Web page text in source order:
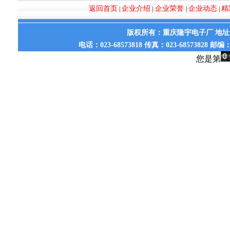
返回首页 企业介绍 企业荣誉 企业动态 精
版权所有：重庆隆宇电子厂 地
电话：023-68573818 传真：023-68573828 邮
您是第